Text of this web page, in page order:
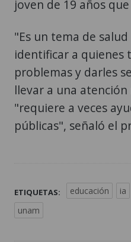
joven de 19 años
"Es un tema de
identificar a quienes
problemas y darles
llevar a una atención
"requiere a veces
públicas", señaló el
ETIQUETAS: educación ia
unam